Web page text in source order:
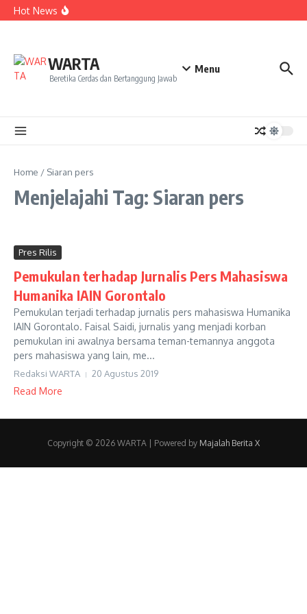
Lewati ke konten
Hot News
ke NCC 4 Bali
Sukseskan Kerja Bakti di Anjungan Melancar
WARTA
Beretika Cerdas dan Bertanggung Jawab
Menu
Home / Siaran pers
Menjelajahi Tag: Siaran pers
Pres Rilis
Pemukulan terhadap Jurnalis Pers Mahasiswa
Humanika IAIN Gorontalo
Pemukulan terjadi terhadap jurnalis pers mahasiswa Humanika
IAIN Gorontalo. Faisal Saidi, jurnalis yang menjadi korban
pemukulan ini awalnya bersama teman-temannya anggota
pers mahasiswa yang lain, me...
Redaksi WARTA 20 Agustus 2019
Read More
Copyright © 2026 WARTA | Powered by Majalah Berita X